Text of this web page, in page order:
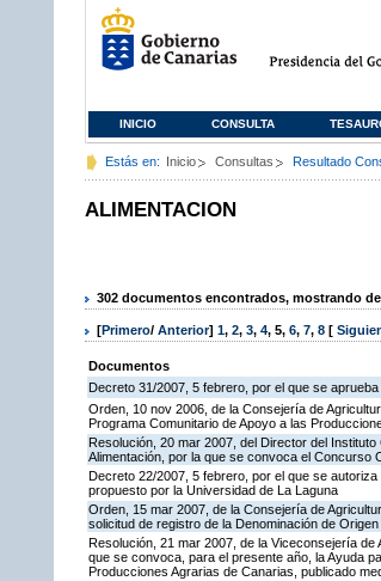
INICIO CONSULTA
Estás en: Inicio Consultas Resultado
ALIMENTACION
302 documentos encontrados, mostrando
[Primero/ Anterior] 1, 2, 3, 4, 5, 6, 7, 8 [
Documentos
Decreto 31/2007, 5 febrero, por el que se
Orden, 10 nov 2006, de la Consejería de
Programa Comunitario de Apoyo a las
Resolución, 20 mar 2007, del Director del
Alimentación, por la que se convoca el Concurso
Decreto 22/2007, 5 febrero, por el que se
propuesto por la Universidad de La Laguna
Orden, 15 mar 2007, de la Consejería de
solicitud de registro de la Denominación de
Resolución, 21 mar 2007, de la Viceconsejería
que se convoca, para el presente año, la Ayuda
Producciones Agrarias de Canarias, publicado